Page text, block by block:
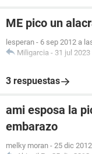
ME pico un
lesperan - 6 sep 2012 a
Miligarcia - 31 jul
3 respuestas
ami esposa la
embarazo
melky moran - 25 dic